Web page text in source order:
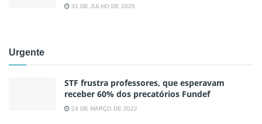
31 DE JULHO DE 2026
Urgente
STF frustra professores, que esperavam
receber 60% dos precatórios Fundef
24 DE MARÇO DE 2022